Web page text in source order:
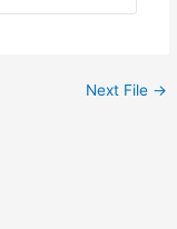
Next File →